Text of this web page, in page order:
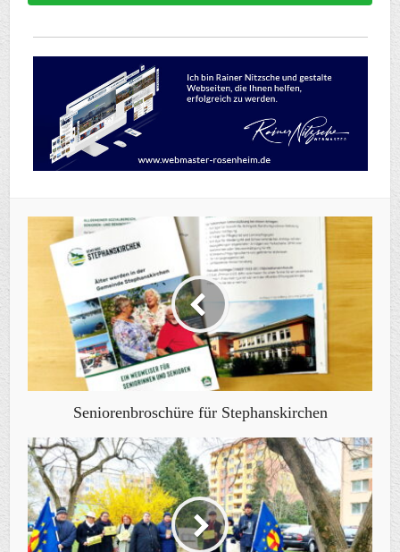
Seniorenbroschüre für Stephanskirchen